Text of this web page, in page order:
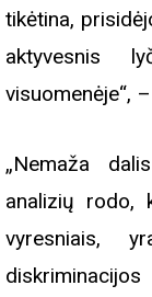
tikėtina,
aktyvesnis
visuomenėje“,
„Nemaža
analizių rodo,
vyresniais,